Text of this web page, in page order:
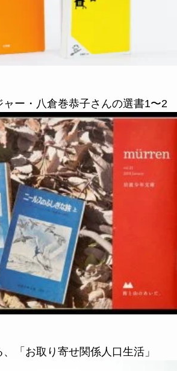
ー・八倉巻恭子さんの選書1〜2
「お取り寄せ関係人口生活」